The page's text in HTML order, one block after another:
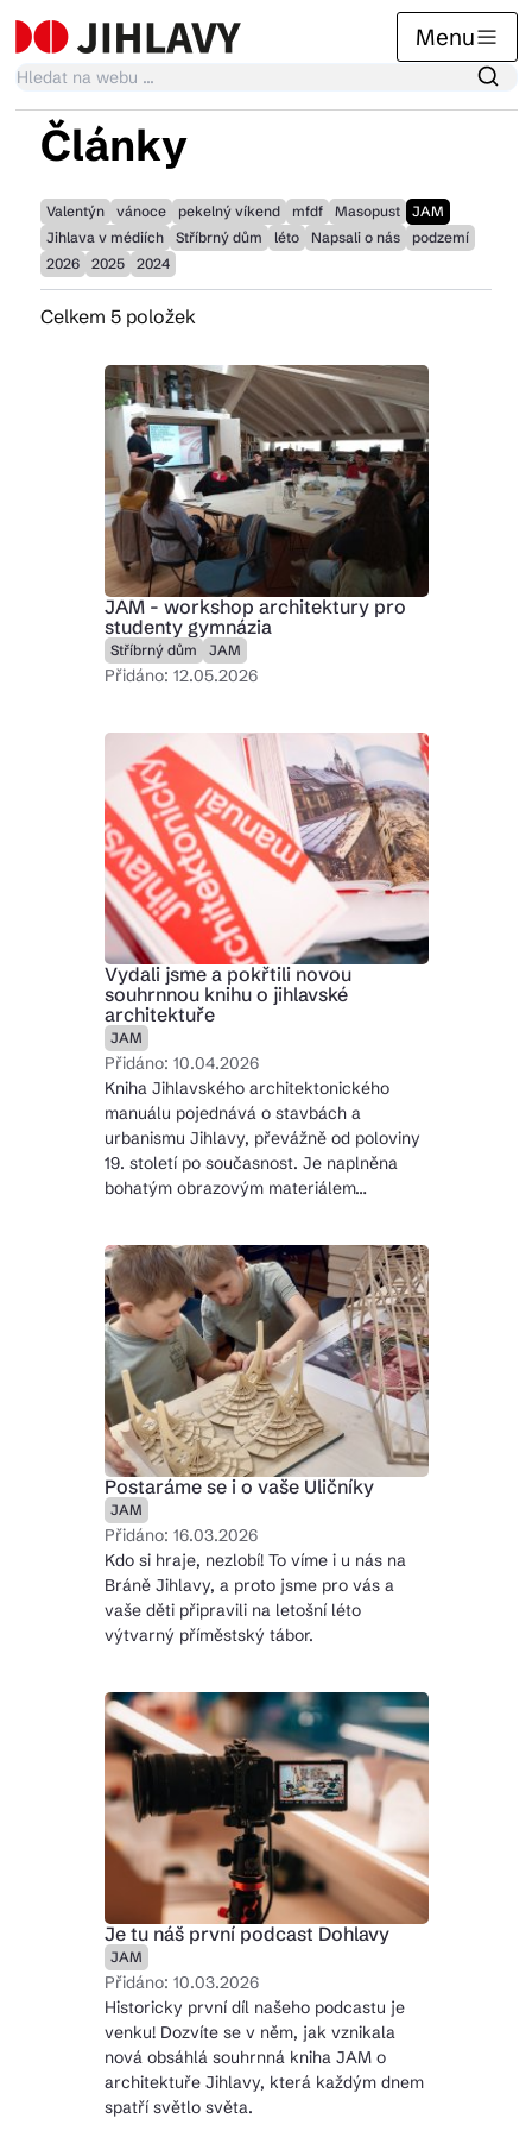
Menu
Kalendář akcí
Tradiční akce
Praktické info
Kam vyrazit
© 2026 Brána Jihlavy
Články
Valentýn vánoce pekelný víkend mfdf Masopust
JAM
Jihlava v médiích
Stříbrný dům léto Napsali o nás
podzemí
2026
2025 2024
Celkem 5 položek
JAM - workshop architektury pro
studenty gymnázia
Stříbrný dům JAM
Přidáno: 12.05.2026
Vydali jsme a pokřtili novou
souhrnnou knihu o jihlavské
architektuře
JAM
Přidáno: 10.04.2026
Kniha Jihlavského architektonického
manuálu pojednává o stavbách a
urbanismu Jihlavy, převážně od poloviny
19. století po současnost. Je naplněna
bohatým obrazovým materiálem…
Postaráme se i o vaše Uličníky
JAM
Přidáno: 16.03.2026
Kdo si hraje, nezlobí! To víme i u nás na
Bráně Jihlavy, a proto jsme pro vás a
vaše děti připravili na letošní léto
výtvarný příměstský tábor.
Je tu náš první podcast Dohlavy
JAM
Přidáno: 10.03.2026
Historicky první díl našeho podcastu je
venku! Dozvíte se v něm, jak vznikala
nová obsáhlá souhrnná kniha JAM o
architektuře Jihlavy, která každým dnem
spatří světlo světa.